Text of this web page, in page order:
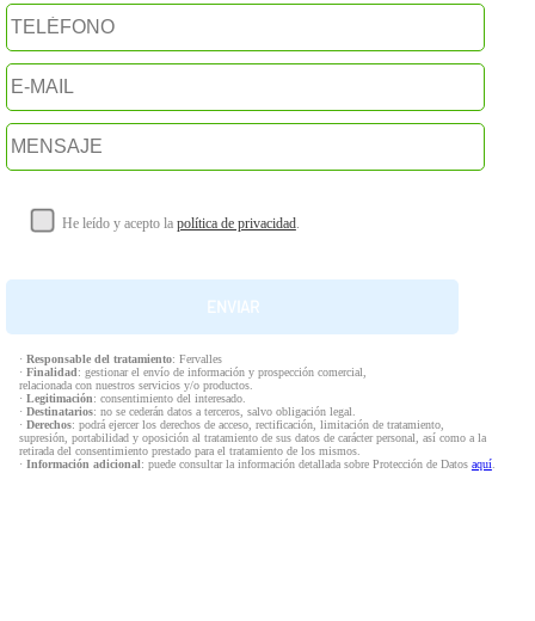
He leído y acepto la política de privacidad.
· Responsable del tratamiento: Fervalles
· Finalidad: gestionar el envío de información y prospección comercial,
relacionada con nuestros servicios y/o productos.
· Legitimación: consentimiento del interesado.
· Destinatarios: no se cederán datos a terceros, salvo obligación legal.
· Derechos: podrá ejercer los derechos de acceso, rectificación, limitación de tratamiento,
supresión, portabilidad y oposición al tratamiento de sus datos de carácter personal, así como a la
retirada del consentimiento prestado para el tratamiento de los mismos.
· Información adicional: puede consultar la información detallada sobre Protección de Datos aquí.